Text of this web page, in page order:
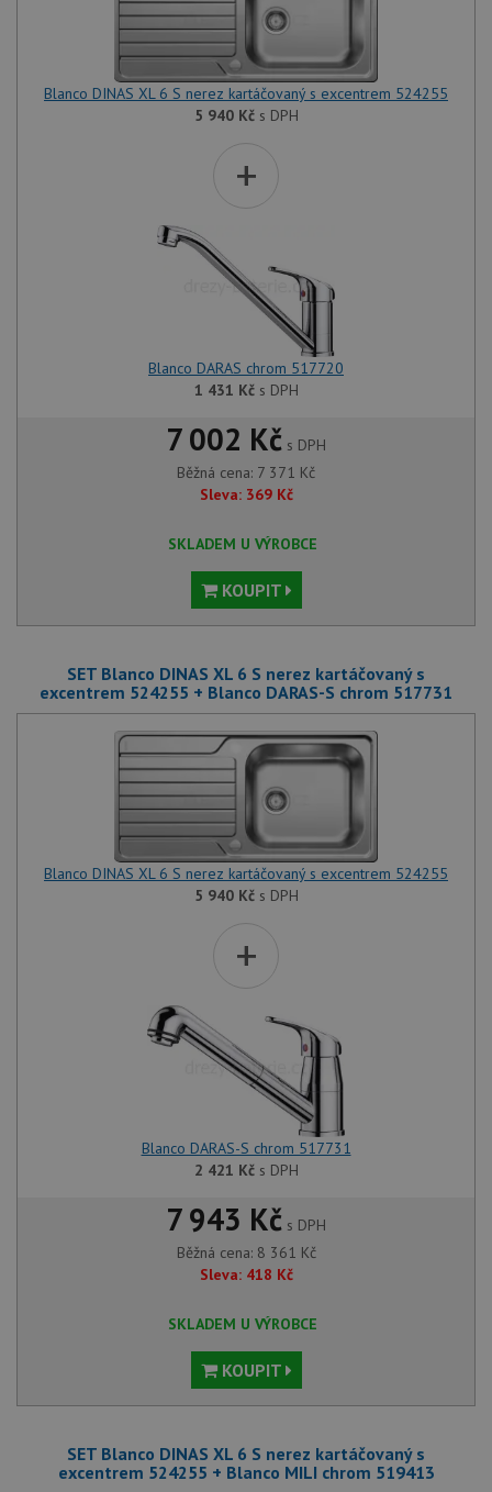
Blanco DINAS XL 6 S nerez kartáčovaný s excentrem 524255
5 940 Kčs DPH
+
Blanco DARAS chrom 517720
1 431 Kčs DPH
7 002 Kč s DPH
Běžná cena: 7 371 Kč
Sleva: 369 Kč
SKLADEM U VÝROBCE
KOUPIT
SET Blanco DINAS XL 6 S nerez kartáčovaný s
excentrem 524255 + Blanco DARAS-S chrom 517731
Blanco DINAS XL 6 S nerez kartáčovaný s excentrem 524255
5 940 Kčs DPH
+
Blanco DARAS-S chrom 517731
2 421 Kčs DPH
7 943 Kč s DPH
Běžná cena: 8 361 Kč
Sleva: 418 Kč
SKLADEM U VÝROBCE
KOUPIT
SET Blanco DINAS XL 6 S nerez kartáčovaný s
excentrem 524255 + Blanco MILI chrom 519413